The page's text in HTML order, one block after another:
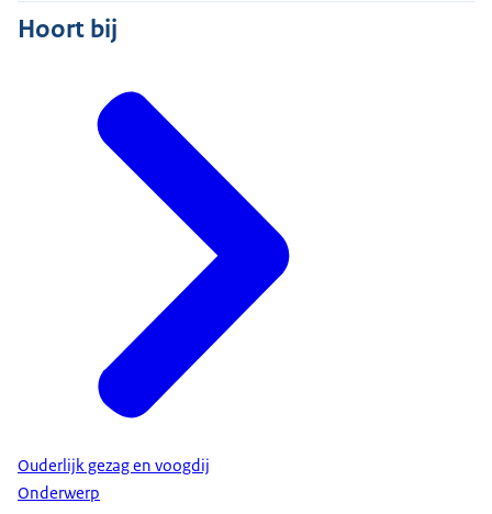
Hoort bij
Ouderlijk gezag en voogdij
Onderwerp